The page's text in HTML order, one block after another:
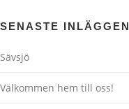
SENASTE INLÄGGEN
Sävsjö
Välkommen hem till oss!